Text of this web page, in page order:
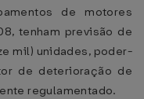
de motores
tenham previsão de
mil) unidades, poder-
de deterioração de
regulamentado.